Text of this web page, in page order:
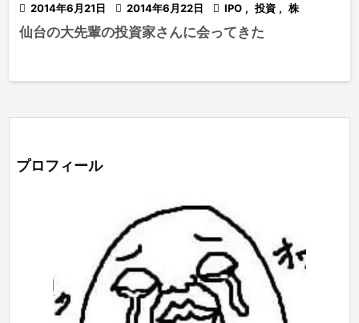
 2014年6月21日  2014年6月22日  IPO , 投資 , 株
仙台の大先輩の投資家さんに会ってきた
プロフィール